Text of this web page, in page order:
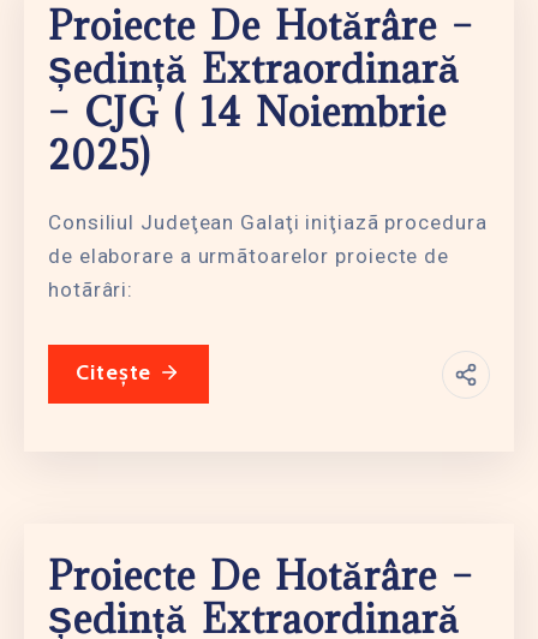
Proiecte De Hotărâre –
Ședință Extraordinară
– CJG ( 14 Noiembrie
2025)
Consiliul Judeţean Galaţi iniţiazã procedura
de elaborare a urmãtoarelor proiecte de
hotãrâri:
Citește
Proiecte De Hotărâre –
Ședință Extraordinară